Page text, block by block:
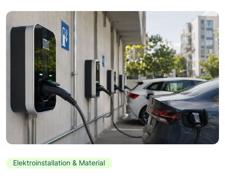
Elektroinstallation & Material